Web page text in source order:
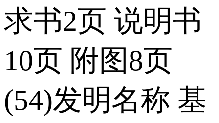
求书2页 说明书
10页 附图8页
(54)发明名称 基